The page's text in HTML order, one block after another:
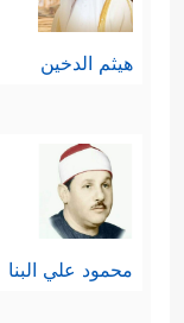
هيثم الدخين
محمود علي البنا